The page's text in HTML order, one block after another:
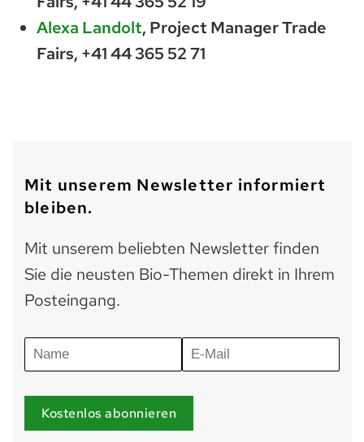
Alexa Landolt, Project Manager Trade
Fairs, +41 44 365 52 71
Mit unserem Newsletter informiert
bleiben.
Mit unserem beliebten Newsletter finden
Sie die neusten Bio-Themen direkt in Ihrem
Posteingang.
Kostenlos abonnieren